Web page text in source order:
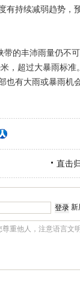
有持续减弱趋势，
的丰沛雨量仍不
，超过大暴雨标
也有大雨或暴雨机
直击
新